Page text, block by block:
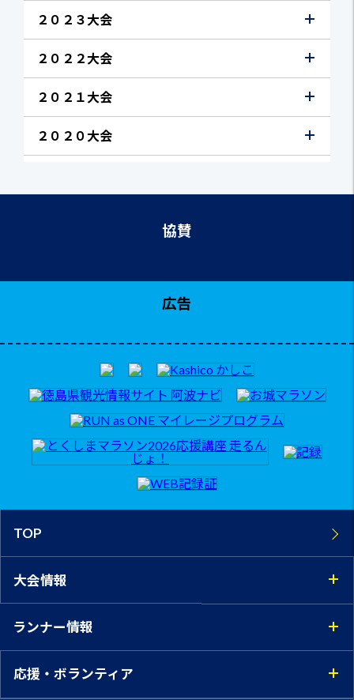
２０２３大会
２０２２大会
２０２１大会
２０２０大会
協賛
広告
TOP
大会情報
ランナー情報
応援・ボランティア